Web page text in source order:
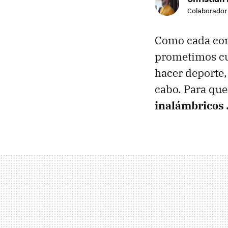
Colaborador
Como cada
prometimos
hacer
cabo. Para
inalámbricos